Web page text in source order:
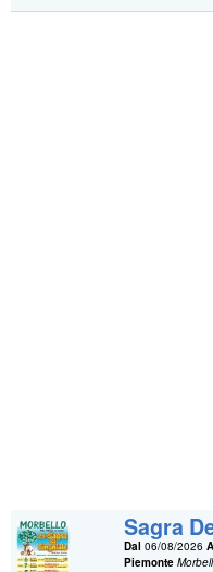
Sagra
Dal 06/08/2026
Piemonte